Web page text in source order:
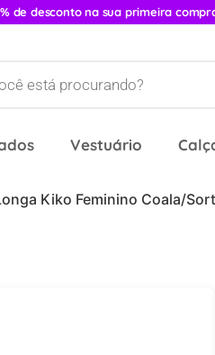
de desconto na sua primeira
Vestuário
Kiko Feminino Coala/